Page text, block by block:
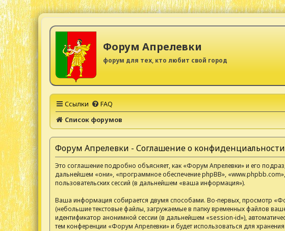
Форум Апрелевки
форум для тех, кто любит свой город
Ссылки FAQ
Список форумов
Форум Апрелевки - Соглашение о конфиденциальности
Это соглашение подробно объясняет, как «Форум Апрелевки» и его
дальнейшем «они», «программное обеспечение phpBB»,
пользовательских сессий (в дальнейшем «ваша информация»).
Ваша информация собирается двумя способами. Во-первых, просмотр
(небольшие текстовые файлы, загружаемые в папку временных файлов
идентификатор анонимной сессии (в дальнейшем «session-id»),
тем конференции «Форум Апрелевки» и будет использоваться для